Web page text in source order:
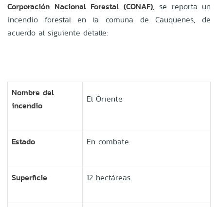
Corporación Nacional Forestal (CONAF), se reporta un
incendio forestal en la comuna de Cauquenes, de
acuerdo al siguiente detalle:
Nombre del
incendio
El Oriente
Estado En combate.
Superficie 12 hectáreas.